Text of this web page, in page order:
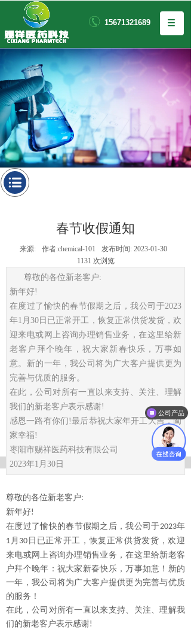
春节收假通知
来源: 作者:chemical-101 发布时间: 2023-01-30
1131 次浏览
尊敬的各位新老客户:
新年好!
在度过了愉快的春节假期之后，我公司于2023
年1月30日已正常开工，恢复正常供货发货，欢
迎来电或网上咨询办理销售业务，在这里给新
老客户拜个晚年，祝大家新春快乐，万事如
意。新的一年，我公司将为广大客户提供更为
完善与优质的服务。
在此，公司对所有一直以来支持、关注、理解
我们的新老客户表示感谢!
感恩一路有你们!最后恭祝大家年开工大吉，阖
家幸福!
枣阳市赐祥医药科技有限公司
2023年1月30日
尊敬的各位新老客户:
新年好!
在度过了愉快的春节假期之后，我公司于2023年
1 月 30 日已正常开工，恢复 正常供货发货，欢迎
来电或网上咨询办理销售业务，在这里给新老客
户拜个晚年：祝大家新春快乐，万事如意！新的
一年，我公司将为广大客户提供更为完善与优质
的服务！
在此，公司对所有一直以来支持、关注、理解我
们的新老客户表示感谢!
15671321689
公司产品